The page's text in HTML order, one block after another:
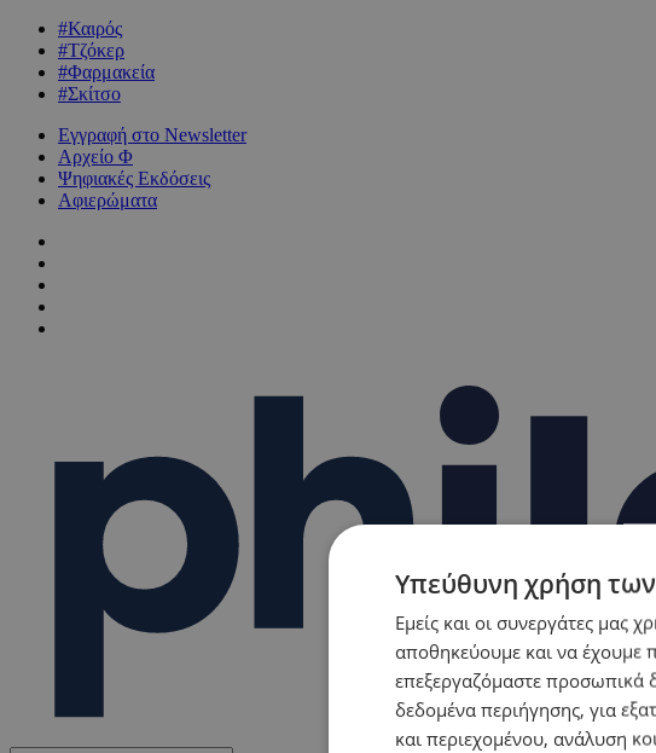
#Καιρός
#Τζόκερ
#Φαρμακεία
#Σκίτσο
Εγγραφή στο Newsletter
Αρχείο Φ
Ψηφιακές Εκδόσεις
Αφιερώματα
Υπεύθυνη χρήση
Εμείς και οι συνεργάτες μας
αποθηκεύουμε και να έχουμε
επεξεργαζόμαστε προσωπικά
δεδομένα περιήγησης, για
και περιεχομένου, ανάλυση